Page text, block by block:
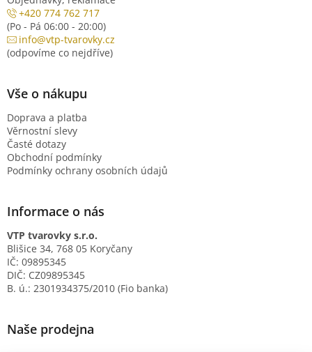
+420 774 762 717
(Po - Pá 06:00 - 20:00)
info@vtp-tvarovky.cz
(odpovíme co nejdříve)
Vše o nákupu
Doprava a platba
Věrnostní slevy
Časté dotazy
Obchodní podmínky
Podmínky ochrany osobních údajů
Informace o nás
VTP tvarovky s.r.o.
Blišice 34, 768 05 Koryčany
IČ: 09895345
DIČ: CZ09895345
B. ú.: 2301934375/2010 (Fio banka)
Naše prodejna